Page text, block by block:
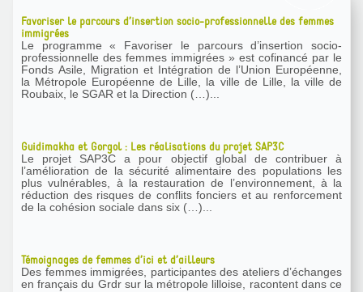
Favoriser le parcours d’insertion socio-professionnelle des femmes
immigrées
Le programme « Favoriser le parcours d’insertion socio-
professionnelle des femmes immigrées » est cofinancé par le
Fonds Asile, Migration et Intégration de l’Union Européenne,
la Métropole Européenne de Lille, la ville de Lille, la ville de
Roubaix, le SGAR et la Direction (…)...
Guidimakha et Gorgol : Les réalisations du projet SAP3C
Le projet SAP3C a pour objectif global de contribuer à
l’amélioration de la sécurité alimentaire des populations les
plus vulnérables, à la restauration de l’environnement, à la
réduction des risques de conflits fonciers et au renforcement
de la cohésion sociale dans six (…)...
Témoignages de femmes d’ici et d’ailleurs
Des femmes immigrées, participantes des ateliers d’échanges
en français du Grdr sur la métropole lilloise, racontent dans ce